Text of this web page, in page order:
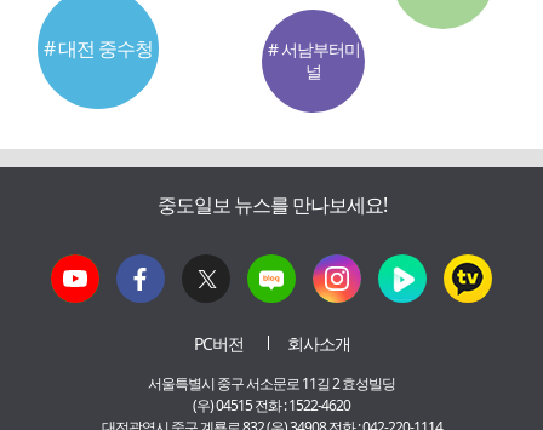
# 대전 중수청
# 서남부터미
널
중도일보 뉴스를 만나보세요!
PC버전 회사소개
서울특별시 중구 서소문로 11길 2 효성빌딩
(우) 04515 전화 : 1522-4620